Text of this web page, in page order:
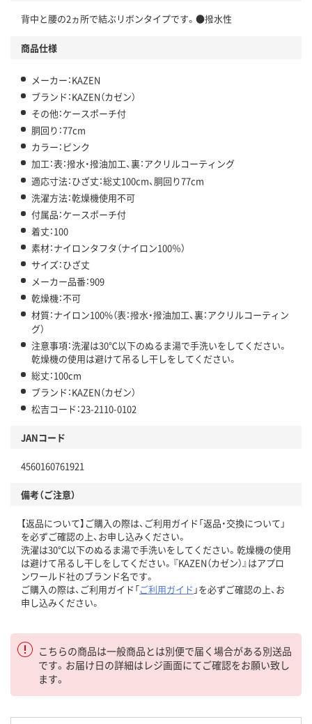
背中と腰の2ヵ所で結ぶリボンタイプです。●撥水性
商品仕様
メーカー：KAZEN
ブランド：KAZEN（カゼン）
その他：ケースポーチ付
胴回り：77cm
カラー：ピンク
加工：表：撥水・撥油加工、裏：アクリルコーティング
適応寸法：ひざ丈：総丈100cm、胴回り77cm
洗濯方法：乾燥機使用不可
付属品：ケースポーチ付
着丈：100
素材：ナイロンタフタ（ナイロン100％）
サイズ：ひざ丈
メーカー品番：909
乾燥機：不可
材質：ナイロン100%（表：撥水・撥油加工、裏：アクリルコーティン
グ）
注意事項：洗濯は30℃以下のぬるま湯で手洗いをしてください。
乾燥機の使用は避けて吊るし干しをしてください。
総丈：100cm
ブランド：KAZEN（カゼン）
松吉コード：23-2110-0102
JANコード
4560160761921
備考（ご注意）
【返品について】ご購入の際は、ご利用ガイド「返品・交換について」
を必ずご確認の上、お申し込みください。
洗濯は30℃以下のぬるま湯で手洗いをしてください。乾燥機の使用
は避けて吊るし干しをしてください。『KAZEN（カゼン）』はアプロ
ンワールド社のブランド名です。
ご購入の際は、ご利用ガイド「ご利用ガイド 」を必ずご確認の上、お
申し込みください。
こちらの商品は一般商品とは別便で届く場合がある別送品
です。お届け日の詳細はレジ画面にてご確認をお願い致し
ます。